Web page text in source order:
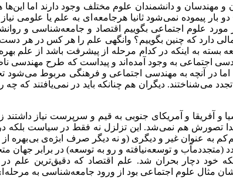
مهندسان و دانشمندان علوم مختلف وجود دارند اما این‌ها
دو بار پیموده نمی شود ثانیا هرجامعه ای به علم یا
مورد علوم اجتماعی بگوییم اقتصاد و جامعه‌شناسی و
دارد که چنین بگوییم؟ وانگهی علم را هر کس در هر
بسته به اینکه در کدام مرحله از پیشرفت باشد از علم
اجتماعی به وجود آمده اند و پیداست که طرح مهندسی
در آنچه به مهندسی اجتماعی و فرهنگی مربوط می شود
تجدد می شناختند. دیگران هم چنانکه باید در
و آفریقا و آمریکای جنوبی به قیم و سرپرست نیاز
تصورش هم نمی شد. این تزلزل نه فقط در سیاست بلکه
به عنوان غیر و دیگری (و نه دیگر صرف ابژه‌ی بی بهره از
(متجددمآب و توسعه‌نیافته و رو به توسعه) در برابر
خود دچار بحران شد. علم اقتصاد که دقیق‌ترین علم در
مثال علوم اجتماعی بود از ورود جامعه‌شناسی به مرحله